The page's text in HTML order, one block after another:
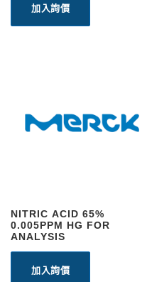
加入詢價
NITRIC ACID 65%
0.005PPM HG FOR
ANALYSIS
加入詢價